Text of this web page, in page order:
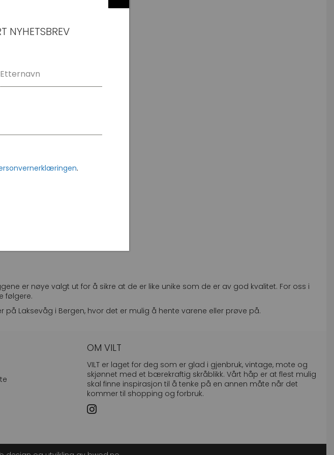
er nøye valgt ut for å sikre at de er like unike som de er av god kvalitet. For oss i
følgere.
på Laksevåg i Bergen, hvor det er mulig å hente varene eller prøve på.
OM VILT
VILT er laget for deg som er glad i gjenbruk, vintage, mote og
skjønnet med et bærekraftig skråblikk. Vårt håp er at flest mulig
skal finne inspirasjon til å tenke på en annen måte når det
kommer til shopping og forbruk.
Instagram Vilt Vintage
NYHETSBREV
Etternavn
.